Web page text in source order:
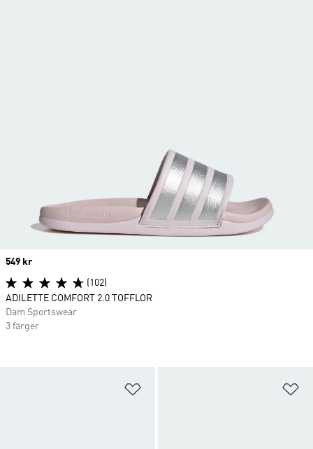
Price
549 kr
(102)
ADILETTE COMFORT 2.0 TOFFLOR
Dam Sportswear
3 färger